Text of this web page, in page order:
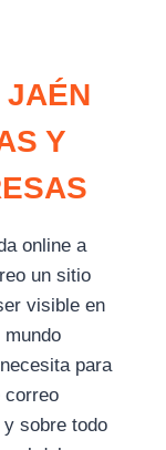
JAÉN
Y
online a
un sitio
visible en
mundo
para
correo
sobre todo